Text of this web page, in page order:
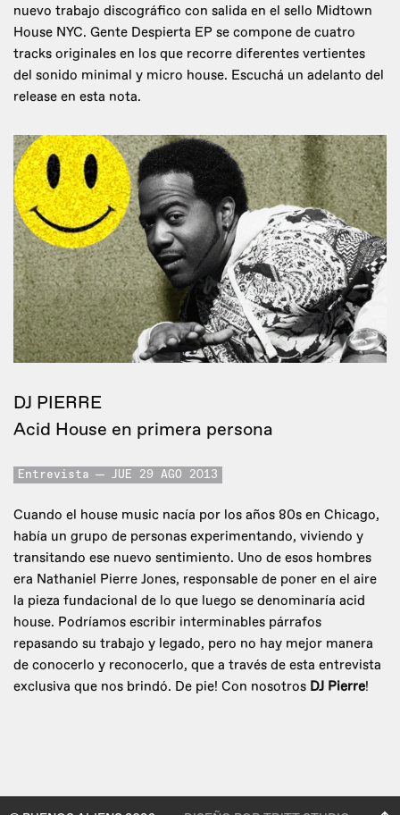
nuevo trabajo discográfico con salida en el sello Midtown
House NYC. Gente Despierta EP se compone de cuatro
tracks originales en los que recorre diferentes vertientes
del sonido minimal y micro house. Escuchá un adelanto del
release en esta nota.
DJ PIERRE
Acid House en primera persona
Entrevista JUE 29 AGO 2013
Cuando el house music nacía por los años 80s en Chicago,
había un grupo de personas experimentando, viviendo y
transitando ese nuevo sentimiento. Uno de esos hombres
era Nathaniel Pierre Jones, responsable de poner en el aire
la pieza fundacional de lo que luego se denominaría acid
house. Podríamos escribir interminables párrafos
repasando su trabajo y legado, pero no hay mejor manera
de conocerlo y reconocerlo, que a través de esta entrevista
exclusiva que nos brindó. De pie! Con nosotros DJ Pierre!